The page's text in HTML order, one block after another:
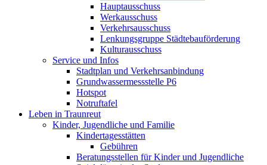
Hauptausschuss
Werkausschuss
Verkehrsausschuss
Lenkungsgruppe Städtebauförderung
Kulturausschuss
Service und Infos
Stadtplan und Verkehrsanbindung
Grundwassermessstelle P6
Hotspot
Notruftafel
Leben in Traunreut
Kinder, Jugendliche und Familie
Kindertagesstätten
Gebühren
Beratungsstellen für Kinder und Jugendliche